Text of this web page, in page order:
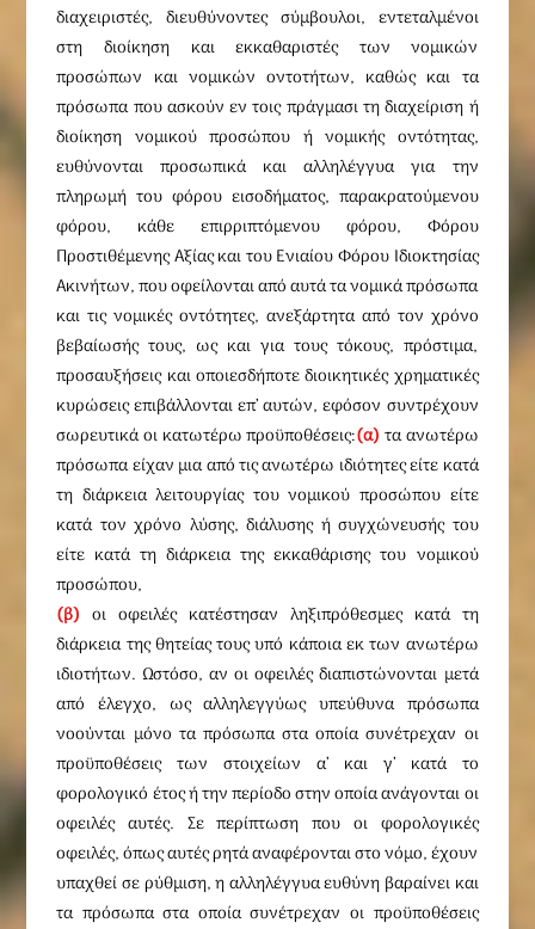
διαχειριστές, διευθύνοντες σύμβουλοι, εντεταλμένοι
στη διοίκηση και εκκαθαριστές των νομικών
προσώπων και νομικών οντοτήτων, καθώς και τα
πρόσωπα που ασκούν εν τοις πράγμασι τη διαχείριση ή
διοίκηση νομικού προσώπου ή νομικής οντότητας,
ευθύνονται προσωπικά και αλληλέγγυα για την
πληρωμή του φόρου εισοδήματος, παρακρατούμενου
φόρου, κάθε επιρριπτόμενου φόρου, Φόρου
Προστιθέμενης Αξίας και του Ενιαίου Φόρου Ιδιοκτησίας
Ακινήτων, που οφείλονται από αυτά τα νομικά πρόσωπα
και τις νομικές οντότητες, ανεξάρτητα από τον χρόνο
βεβαίωσής τους, ως και για τους τόκους, πρόστιμα,
προσαυξήσεις και οποιεσδήποτε διοικητικές χρηματικές
κυρώσεις επιβάλλονται επ’ αυτών, εφόσον συντρέχουν
σωρευτικά οι κατωτέρω προϋποθέσεις:(α) τα ανωτέρω
πρόσωπα είχαν μια από τις ανωτέρω ιδιότητες είτε κατά
τη διάρκεια λειτουργίας του νομικού προσώπου είτε
κατά τον χρόνο λύσης, διάλυσης ή συγχώνευσής του
είτε κατά τη διάρκεια της εκκαθάρισης του νομικού
προσώπου,
(β) οι οφειλές κατέστησαν ληξιπρόθεσμες κατά τη
διάρκεια της θητείας τους υπό κάποια εκ των ανωτέρω
ιδιοτήτων. Ωστόσο, αν οι οφειλές διαπιστώνονται μετά
από έλεγχο, ως αλληλεγγύως υπεύθυνα πρόσωπα
νοούνται μόνο τα πρόσωπα στα οποία συνέτρεχαν οι
προϋποθέσεις των στοιχείων α’ και γ’ κατά το
φορολογικό έτος ή την περίοδο στην οποία ανάγονται οι
οφειλές αυτές. Σε περίπτωση που οι φορολογικές
οφειλές, όπως αυτές ρητά αναφέρονται στο νόμο, έχουν
υπαχθεί σε ρύθμιση, η αλληλέγγυα ευθύνη βαραίνει και
τα πρόσωπα στα οποία συνέτρεχαν οι προϋποθέσεις